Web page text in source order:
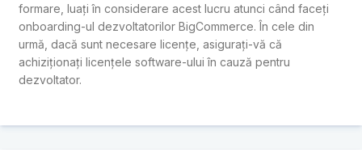
formare, luați în considerare acest lucru atunci când faceți
onboarding-ul dezvoltatorilor BigCommerce. În cele din
urmă, dacă sunt necesare licențe, asigurați-vă că
achiziționați licențele software-ului în cauză pentru
dezvoltator.